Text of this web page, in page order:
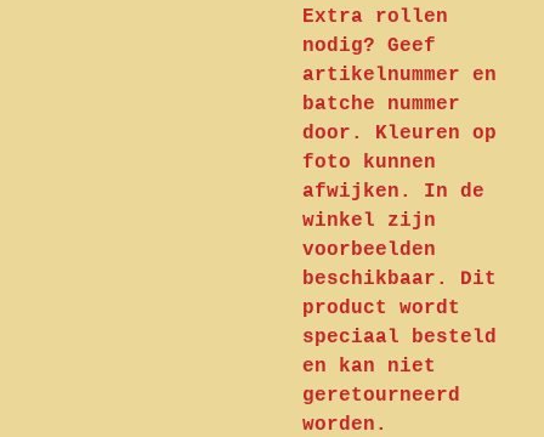
Extra rollen
nodig? Geef
artikelnummer en
batche nummer
door. Kleuren op
foto kunnen
afwijken. In de
winkel zijn
voorbeelden
beschikbaar. Dit
product wordt
speciaal besteld
en kan niet
geretourneerd
worden.